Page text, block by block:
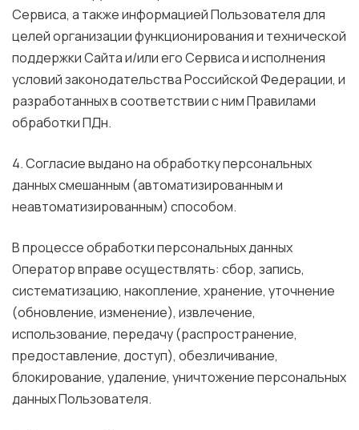
Сервиса, а также информацией Пользователя для
целей организации функционирования и технической
поддержки Сайта и/или его Сервиса и исполнения
условий законодательства Российской Федерации, и
разработанных в соответствии с ним Правилами
обработки ПДн.
4. Согласие выдано на обработку персональных
данных смешанным (автоматизированным и
неавтоматизированным) способом.
В процессе обработки персональных данных
Оператор вправе осуществлять: сбор, запись,
систематизацию, накопление, хранение, уточнение
(обновление, изменение), извлечение,
использование, передачу (распространение,
предоставление, доступ), обезличивание,
блокирование, удаление, уничтожение персональных
данных Пользователя.